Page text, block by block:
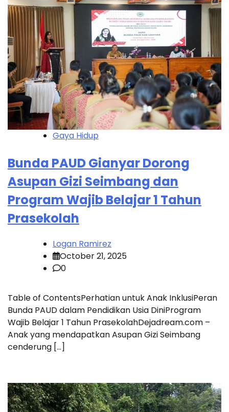
Gaya Hidup
Bunda PAUD Gianyar Dorong
Asupan Gizi Seimbang dan
Program Wajib Belajar 1 Tahun
Prasekolah
Logan Ramirez
October 21, 2025
0
Table of ContentsPerhatian untuk Anak InklusiPeran
Bunda PAUD dalam Pendidikan Usia DiniProgram
Wajib Belajar 1 Tahun PrasekolahDejadream.com –
Anak yang mendapatkan Asupan Gizi Seimbang
cenderung […]